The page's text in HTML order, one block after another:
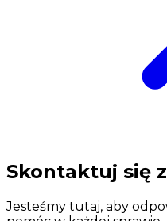
Skontaktuj się
Jesteśmy tutaj, aby